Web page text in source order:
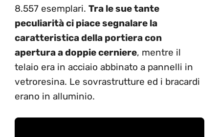
8.557 esemplari. Tra le sue tante
peculiarità ci piace segnalare la
caratteristica della portiera con
apertura a doppie cerniere, mentre il
telaio era in acciaio abbinato a pannelli in
vetroresina. Le sovrastrutture ed i bracardi
erano in alluminio.